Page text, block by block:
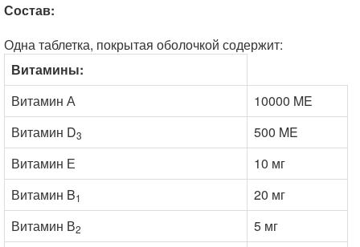
Состав:
Одна таблетка, покрытая оболочкой содержит:
Витамины:
Витамин А
10000 ME
Витамин D3
500 ME
Витамин Е
10 мг
Витамин B1
20 мг
Витамин В2
5 мг